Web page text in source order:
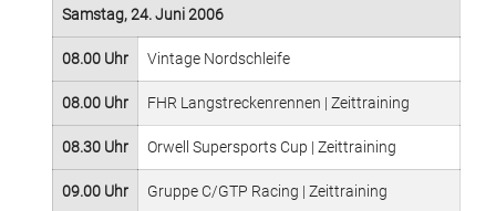
Samstag, 24. Juni 2006
08.00 Uhr Vintage Nordschleife
08.00 Uhr FHR Langstreckenrennen | Zeittraining
08.30 Uhr Orwell Supersports Cup | Zeittraining
09.00 Uhr Gruppe C/GTP Racing | Zeittraining